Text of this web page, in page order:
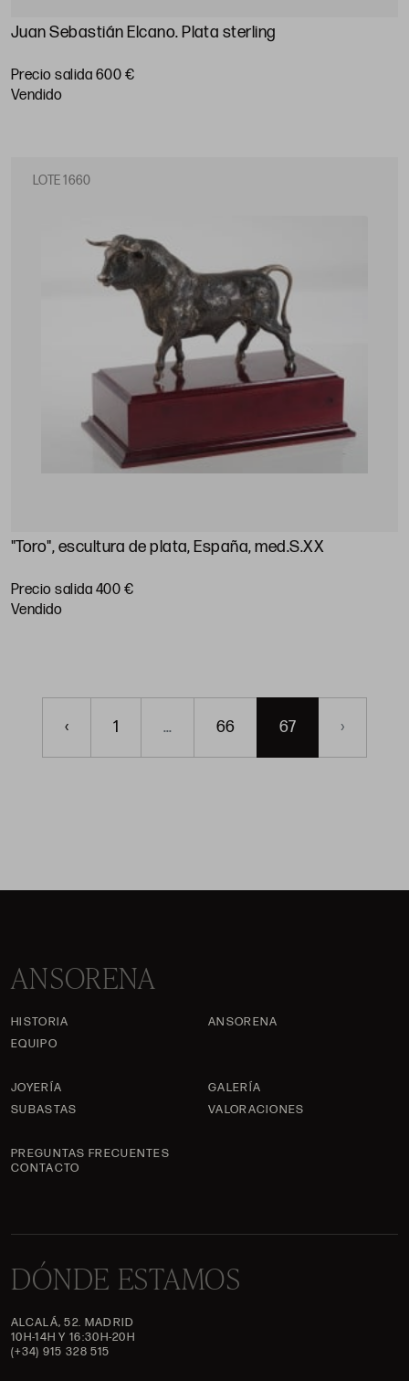
Juan Sebastián Elcano. Plata sterling
Precio salida 600 €
vendido
LOTE 1660
"Toro", escultura de plata, España, med.S.XX
Precio salida 400 €
vendido
‹ 1 ... 66 67 ›
ANSORENA
HISTORIA
ANSORENA
EQUIPO
JOYERÍA
GALERÍA
SUBASTAS
VALORACIONES
PREGUNTAS FRECUENTES
CONTACTO
DÓNDE ESTAMOS
ALCALÁ, 52. MADRID
10H-14H Y 16:30H-20H
(+34) 915 328 515